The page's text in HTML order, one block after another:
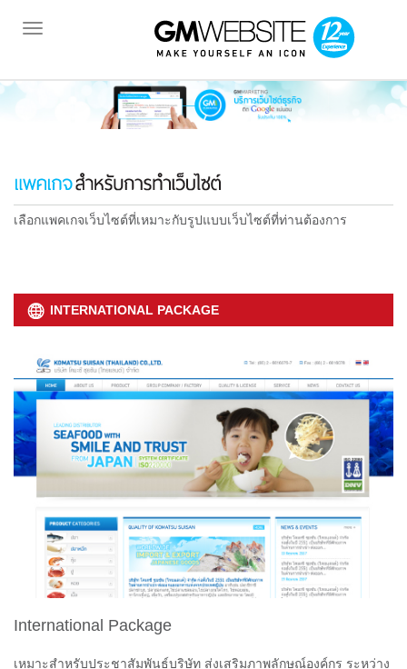
Toggle
เลือกแพคเกจเว็บไซต์ที่เหมาะกับรูปแบบเว็บไซต์ที่ท่านต้องการ
INTERNATIONAL PACKAGE
International Package
เหมาะสำหรับประชาสัมพันธ์บริษัท ส่งเสริมภาพลักษณ์องค์กร ระหว่าง